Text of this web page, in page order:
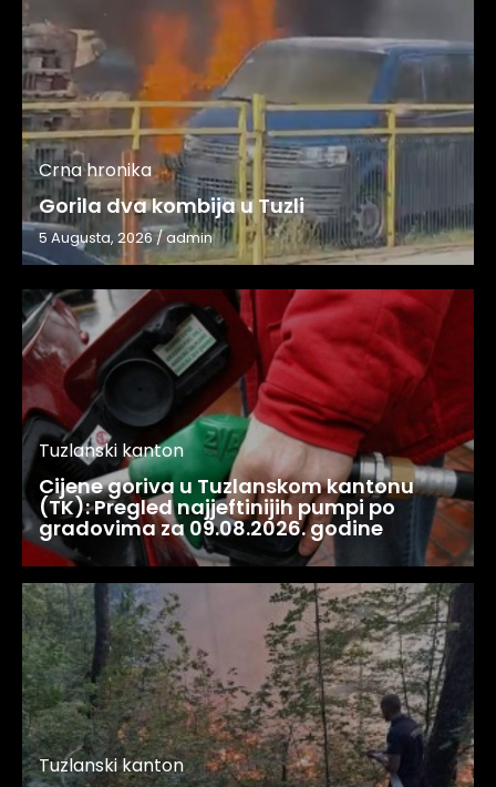
Crna hronika
Gorila dva kombija u Tuzli
5 Augusta, 2026/admin
Tuzlanski kanton
Cijene goriva u Tuzlanskom kantonu
(TK): Pregled najjeftinijih pumpi po
gradovima za 09.08.2026. godine
Tuzlanski kanton